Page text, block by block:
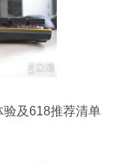
及618推荐清单